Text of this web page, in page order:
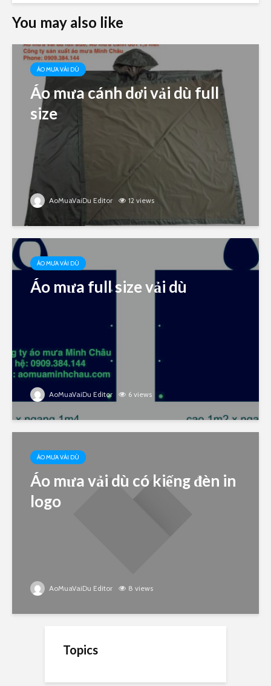
You may also like
ÁO MƯA VẢI DÙ
Áo mưa cánh dơi vải dù full
size
AoMuaVaiDu Editor 12 views
ÁO MƯA VẢI DÙ
Áo mưa full size vải dù
AoMuaVaiDu Editor 6 views
ÁO MƯA VẢI DÙ
Áo mưa vải dù có kiếng đèn in
logo
AoMuaVaiDu Editor 8 views
Topics